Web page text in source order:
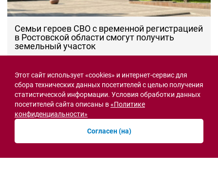
Семьи героев СВО с временной регистрацией
в Ростовской области смогут получить
земельный участок
Новости рубрики
Острая ситуация
Этот сайт использует «cookies» и интернет-сервис для
сбора технических данных посетителей с целью получения
статистической информации. Условия обработки данных
посетителей сайта описаны в«Политике
конфиденциальности»
Согласен (на)